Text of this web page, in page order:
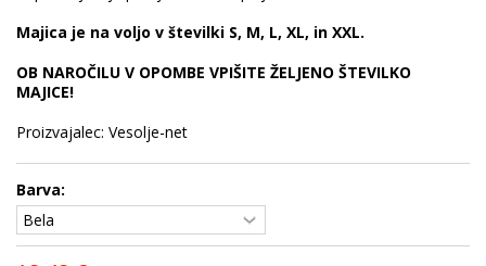
Majica je na voljo v številki S, M, L, XL, in XXL.
OB NAROČILU V OPOMBE VPIŠITE ŽELJENO ŠTEVILKO
MAJICE!
Proizvajalec: Vesolje-net
Barva: